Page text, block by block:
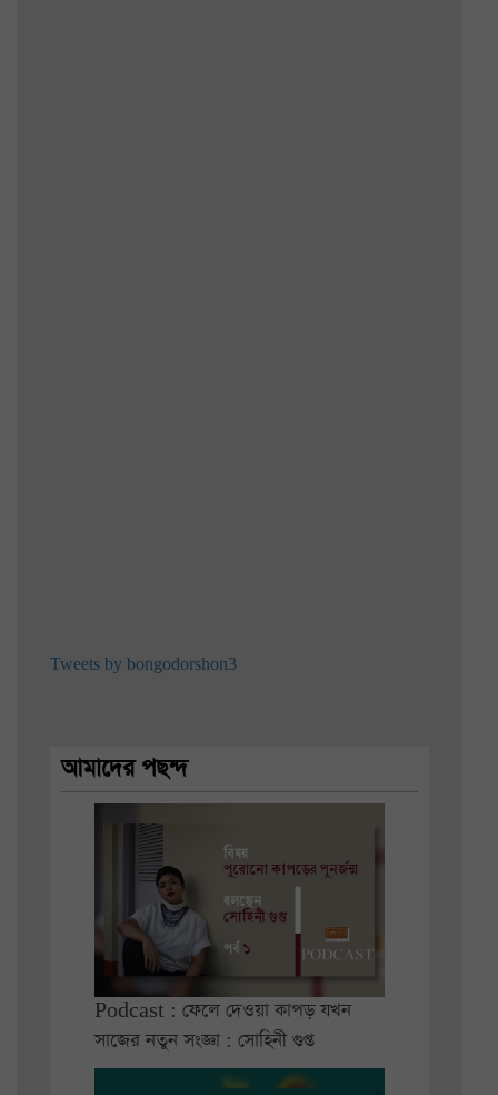
Tweets by bongodorshon3
আমাদের পছন্দ
Podcast : ফেলে দেওয়া কাপড় যখন
সাজের নতুন সংজ্ঞা : সোহিনী গুপ্ত